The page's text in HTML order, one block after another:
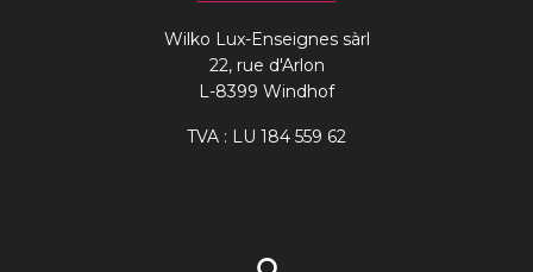
Wilko Lux-Enseignes sàrl
22, rue d'Arlon
L-8399 Windhof
TVA : LU 184 559 62